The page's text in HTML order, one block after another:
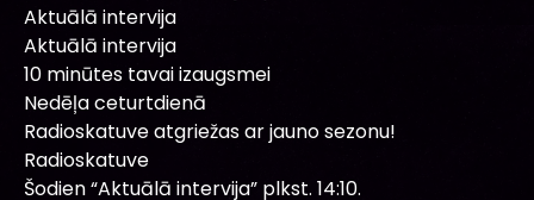
Aktuālā intervija
Aktuālā intervija
10 minūtes tavai izaugsmei
Nedēļa ceturtdienā
Radioskatuve atgriežas ar jauno sezonu!
Radioskatuve
Šodien “Aktuālā intervija” plkst. 14:10.